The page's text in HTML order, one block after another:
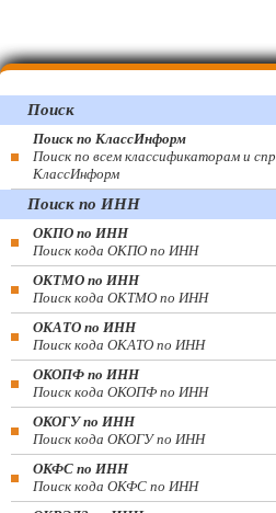
Поиск
Поиск по КлассИнформ
Поиск по всем классификаторам и
КлассИнформ
Поиск по ИНН
ОКПО по ИНН
Поиск кода ОКПО по ИНН
ОКТМО по ИНН
Поиск кода ОКТМО по ИНН
ОКАТО по ИНН
Поиск кода ОКАТО по ИНН
ОКОПФ по ИНН
Поиск кода ОКОПФ по ИНН
ОКОГУ по ИНН
Поиск кода ОКОГУ по ИНН
ОКФС по ИНН
Поиск кода ОКФС по ИНН